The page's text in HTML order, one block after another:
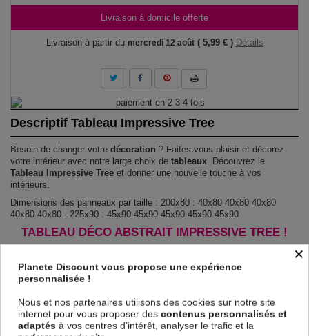
Livraison à domicile offerte
Livraison à partir du mercredi 12 août ( 5,99 € ) Détails
Descriptif Tableau Impressive Tree
Besoin de changer votre décoration ? Faites-vous plaisir et décorez
votre intérieur avec notre large choix de tableaux. Découvrez le
Tableau Impressive Tree et donner une nouvelle touche à vos
intérieurs.
Dimensions des panneaux par taille : 200x80 : 40x80 40x80 40x80
40x80 40x80 - 225x90 : 45x90 45x90 45x90 45x90 45x90
TABLEAU DÉCO ABSTRAIT IMPRESSIVE TREE !
et de haute qualité qui reflète parfaitement les couleurs avec des détails
parfaitement reproduits. Grâce à une impression sur tous les cotés et
une toile tendue sur un châssis fait de matériaux respectueux de
l'environnement, vous pourrez suspendre le tableau immédiatement
sans avoir à l'encadrer.
Le Tableau Abstrait Impressive Treeest résistant aux rayons UV,
×
Planete Discount vous propose une expérience
personnalisée !
Nous et nos partenaires utilisons des cookies sur notre site
internet pour vous proposer des contenus personnalisés et
adaptés à vos centres d’intérêt, analyser le trafic et la